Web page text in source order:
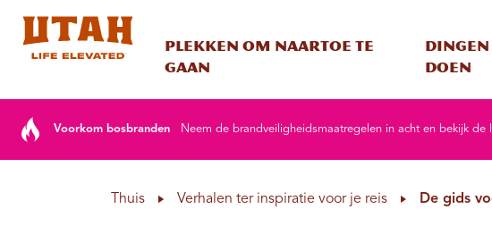
Plekken om naartoe te
gaan
doen
Voorkom bosbranden Neem de brandveiligheidsmaatregelen in acht en bekijk
Thuis Verhalen ter inspiratie voor je reis De gids